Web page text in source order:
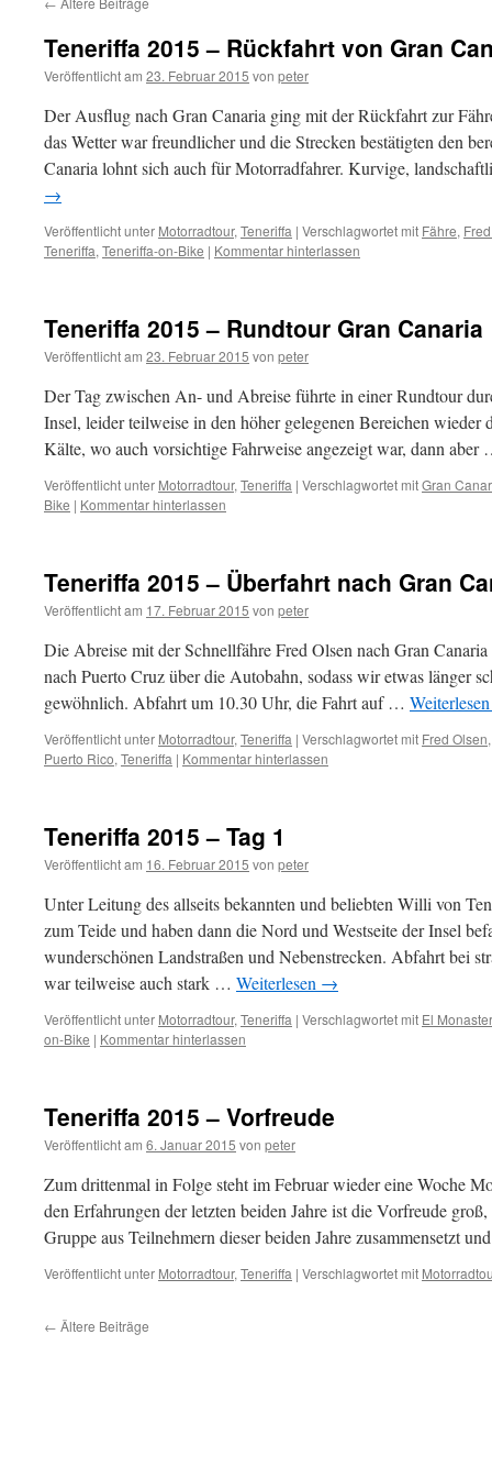
Teneriffa 2015 – Rückfahrt von Gran
Veröffentlicht am 23. Februar 2015 von peter
Der Ausflug nach Gran Canaria ging mit der Rückfahrt zur
das Wetter war freundlicher und die Strecken bestätigten den
Canaria lohnt sich auch für Motorradfahrer. Kurvige,
→
Veröffentlicht unter Motorradtour, Teneriffa | Verschlagwortet mit Fähre,
Teneriffa, Teneriffa-on-Bike | Kommentar hinterlassen
Teneriffa 2015 – Rundtour Gran Canaria
Veröffentlicht am 23. Februar 2015 von peter
Der Tag zwischen An- und Abreise führte in einer Rundtour
Insel, leider teilweise in den höher gelegenen Bereichen wieder
Kälte, wo auch vorsichtige Fahrweise angezeigt war, dann
Veröffentlicht unter Motorradtour, Teneriffa | Verschlagwortet mitGran
Bike | Kommentar hinterlassen
Teneriffa 2015 – Überfahrt nach Gran
Veröffentlicht am 17. Februar 2015 von peter
Die Abreise mit der Schnellfähre Fred Olsen nach Gran
nach Puerto Cruz über die Autobahn, sodass wir etwas länger
gewöhnlich. Abfahrt um 10.30 Uhr, die Fahrt auf …
Veröffentlicht unter Motorradtour, Teneriffa | Verschlagwortet mit Fred Olsen
Puerto Rico, Teneriffa | Kommentar hinterlassen
Teneriffa 2015 – Tag 1
Veröffentlicht am 16. Februar 2015 von peter
Unter Leitung des allseits bekannten und beliebten Willi von
zum Teide und haben dann die Nord und Westseite der Insel
wunderschönen Landstraßen und Nebenstrecken. Abfahrt bei
war teilweise auch stark … Weiterlesen →
Veröffentlicht unter Motorradtour, Teneriffa | Verschlagwortet mit El
on-Bike | Kommentar hinterlassen
Teneriffa 2015 – Vorfreude
Veröffentlicht am 6. Januar 2015 von peter
Zum drittenmal in Folge steht im Februar wieder eine Woche
den Erfahrungen der letzten beiden Jahre ist die Vorfreude
Gruppe aus Teilnehmern dieser beiden Jahre zusammensetzt
Veröffentlicht unter Motorradtour, Teneriffa | Verschlagwortet mit
← Ältere Beiträge